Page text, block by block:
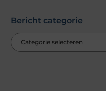
Bericht categorie